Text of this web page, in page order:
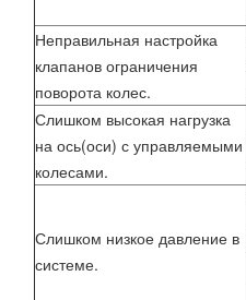
Неправильная настройка
клапанов ограничения
поворота колес.
Слишком высокая нагрузка
на ось(оси) с управляемыми
колесами.
Слишком низкое давление в
системе.